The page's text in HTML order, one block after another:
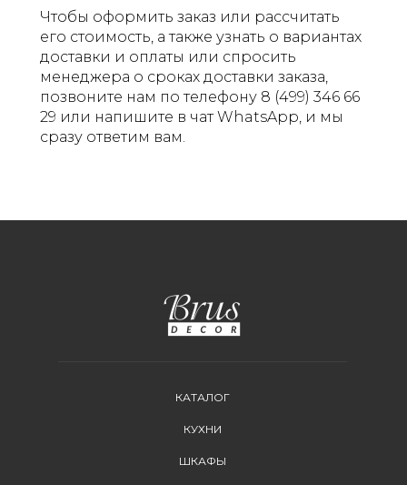
Чтобы оформить заказ или рассчитать
его стоимость, а также узнать о вариантах
доставки и оплаты или спросить
менеджера о сроках доставки заказа,
позвоните нам по телефону 8 (499) 346 66
29 или напишите в чат WhatsApp, и мы
сразу ответим вам.
КАТАЛОГ
КУХНИ
ШКАФЫ